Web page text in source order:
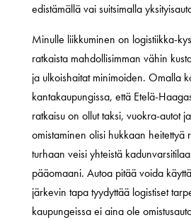
edistämällä vai suitsimalla
Minulle liikkuminen on logistiikka-
ratkaista mahdollisimman vähin
ja ulkoishaitat minimoiden. Omalla
kantakaupungissa, että Etelä-
ratkaisu on ollut taksi, vuokra-autot
omistaminen olisi hukkaan
turhaan veisi yhteistä
pääomaani. Autoa pitää voida
järkevin tapa tyydyttää logistiset
kaupungeissa ei aina ole